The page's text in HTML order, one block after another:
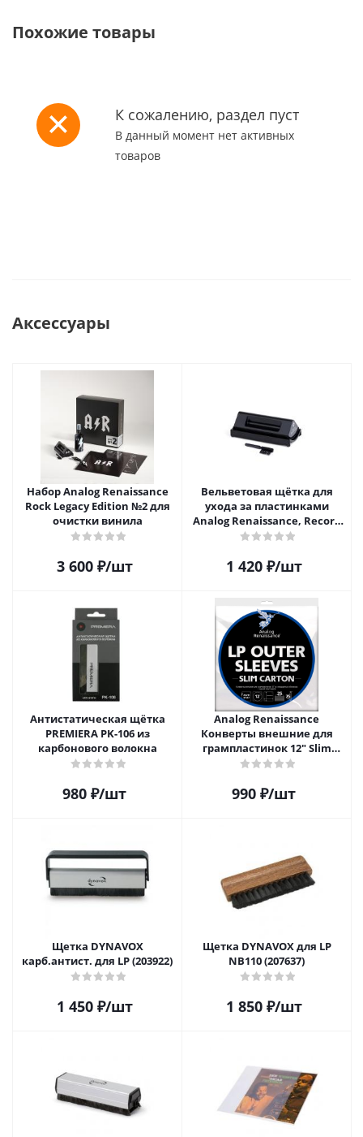
Похожие товары
К сожалению, раздел пуст
В данный момент нет активных
товаров
Аксессуары
Набор Analog Renaissance
Rock Legacy Edition №2 для
очистки винила
3 600₽/шт
Вельветовая щётка для
ухода за пластинками
Analog Renaissance, Record
Velvet Brush, AR-7151, Black
1 420₽/шт
Антистатическая щётка
PREMIERA PK-106 из
карбонового волокна
980 ₽/шт
Analog Renaissance
Конверты внешние для
грампластинок 12" Slim
Carton (25 шт)
990 ₽/шт
Щетка DYNAVOX
карб.антист. для LP (203922)
1 450₽/шт
Щетка DYNAVOX для LP
NB110 (207637)
1 850₽/шт